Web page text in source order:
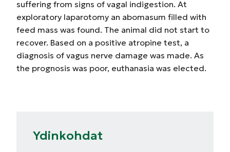
suffering from signs of vagal indigestion. At
exploratory laparotomy an abomasum filled with
feed mass was found. The animal did not start to
recover. Based on a positive atropine test, a
diagnosis of vagus nerve damage was made. As
the prognosis was poor, euthanasia was elected.
Ydinkohdat